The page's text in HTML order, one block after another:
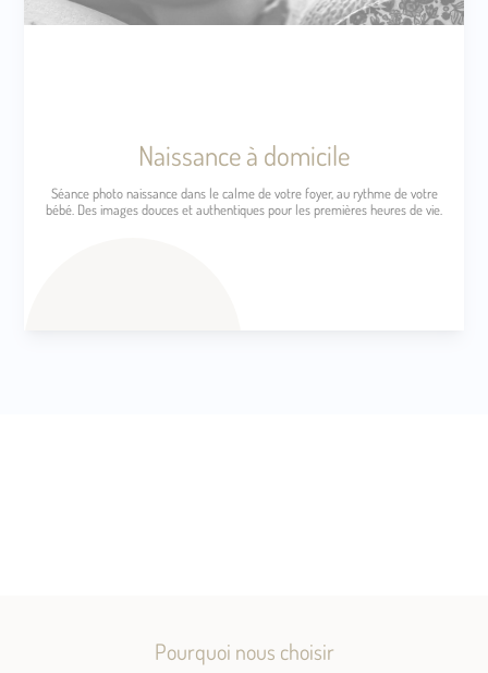
Naissance à domicile
Séance photo naissance dans le calme de votre foyer, au rythme de votre
bébé. Des images douces et authentiques pour les premières heures de vie.
Pourquoi nous choisir